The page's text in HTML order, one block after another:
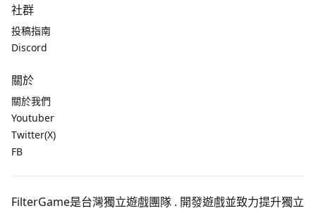
社群
投稿指南
Discord
關於
關於我們
Youtuber
Twitter(X)
FB
FilterGame是台灣獨立遊戲團隊 . 開發遊戲並致力提升獨立